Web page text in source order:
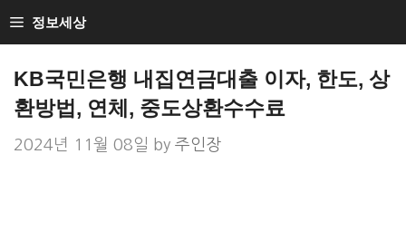
to
정보세상
KB국민은행 내집연금대출 이자, 한도, 상
환방법, 연체, 중도상환수수료
2024년 11월 08일 by 주인장